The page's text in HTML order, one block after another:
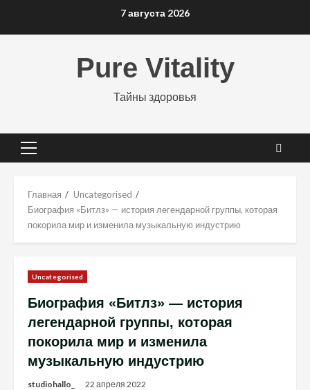
7 августа 2026
Pure Vitality
Тайны здоровья
Основное
Главная
Uncategorised
Биография «Битлз» — история легендарной группы, которая
покорила мир и изменила музыкальную индустрию
Uncategorised
Биография «Битлз» — история
легендарной группы, которая
покорила мир и изменила
музыкальную индустрию
studiohallo_ 22 апреля 2022